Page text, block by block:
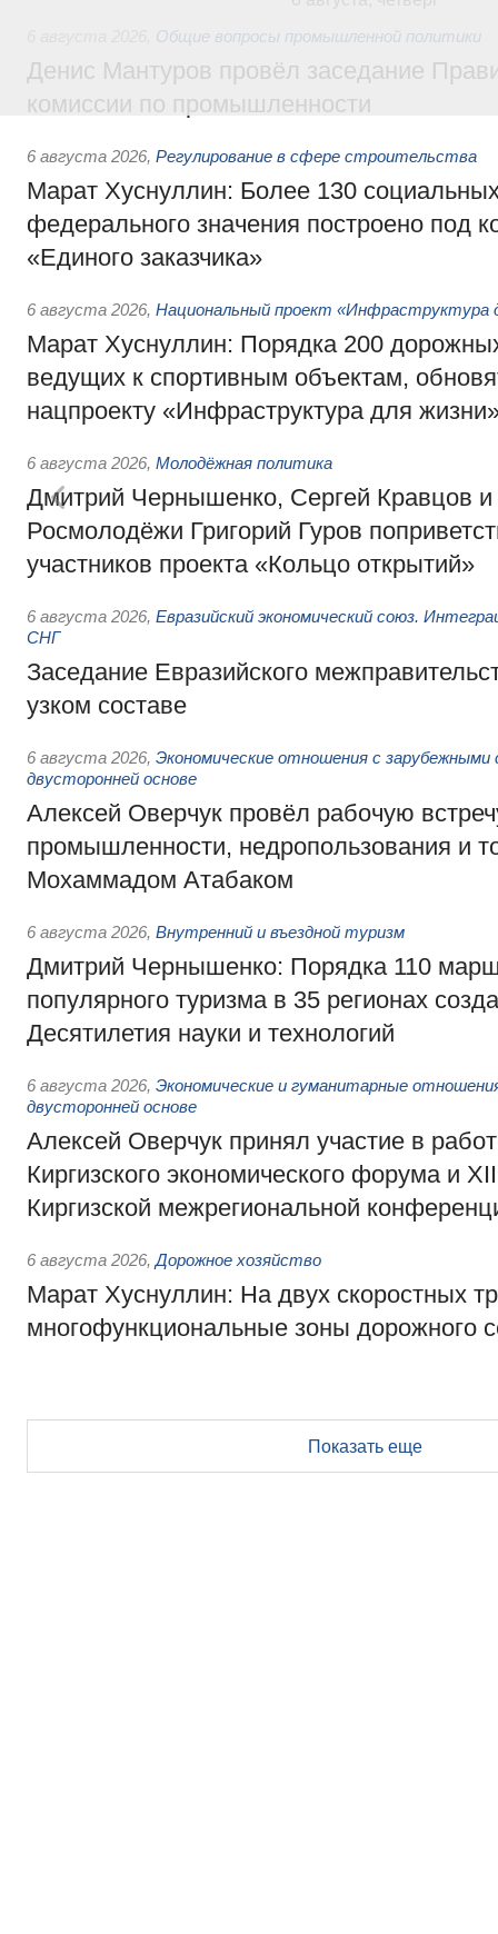
Общие вопросы промышленной политики
Денис Мантуров провёл заседание
комиссии по промышленности
6 августа 2026, Регулирование в сфере строительства
Марат Хуснуллин: Более 130
федерального значения построено под
«Единого заказчика»
6 августа 2026, Национальный проект «Инфраструктура
Марат Хуснуллин: Порядка 200
ведущих к спортивным объектам,
нацпроекту «Инфраструктура для
6 августа 2026, Молодёжная политика
Дмитрий Чернышенко, Сергей Кравцов и
Росмолодёжи Григорий Гуров
участников проекта «Кольцо открытий»
6 августа 2026, Евразийский экономический союз.
СНГ
Заседание Евразийского
узком составе
6 августа 2026, Экономические отношения с
двусторонней основе
Алексей Оверчук провёл рабочую
промышленности, недропользования и
Мохаммадом Атабаком
6 августа 2026, Внутренний и въездной туризм
Дмитрий Чернышенко: Порядка 110
популярного туризма в 35 регионах
Десятилетия науки и технологий
6 августа 2026, Экономические и гуманитарные
двусторонней основе
Алексей Оверчук принял участие в
Киргизского экономического форума и
Киргизской межрегиональной
6 августа 2026, Дорожное хозяйство
Марат Хуснуллин: На двух скоростных
многофункциональные зоны дорожного
Показать еще